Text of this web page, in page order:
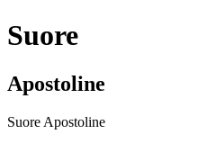
Suore
Apostoline
Suore Apostoline